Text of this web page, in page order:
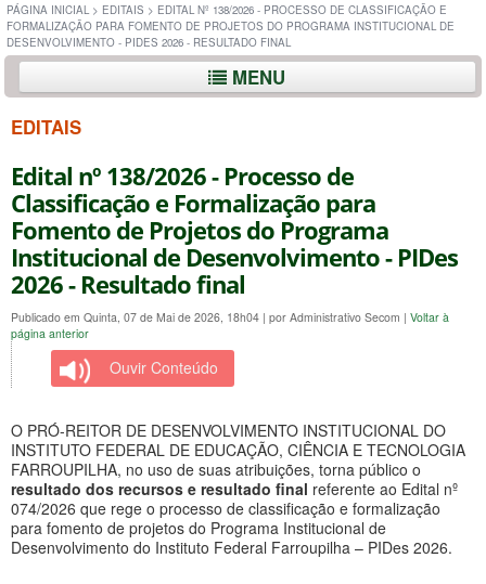
PÁGINA INICIAL > EDITAIS > EDITAL Nº 138/2026 - PROCESSO DE CLASSIFICAÇÃO E
FORMALIZAÇÃO PARA FOMENTO DE PROJETOS DO PROGRAMA INSTITUCIONAL DE
DESENVOLVIMENTO - PIDES 2026 - RESULTADO FINAL
MENU
EDITAIS
Edital nº 138/2026 - Processo de
Classificação e Formalização para
Fomento de Projetos do Programa
Institucional de Desenvolvimento - PIDes
2026 - Resultado final
Publicado em Quinta, 07 de Mai de 2026, 18h04 | por Administrativo Secom | Voltar à
página anterior
Ouvir Conteúdo
O PRÓ-REITOR DE DESENVOLVIMENTO INSTITUCIONAL DO
INSTITUTO FEDERAL DE EDUCAÇÃO, CIÊNCIA E TECNOLOGIA
FARROUPILHA, no uso de suas atribuições, torna público o
resultado dos recursos e resultado final referente ao Edital nº
074/2026 que rege o processo de classificação e formalização
para fomento de projetos do Programa Institucional de
Desenvolvimento do Instituto Federal Farroupilha – PIDes 2026.